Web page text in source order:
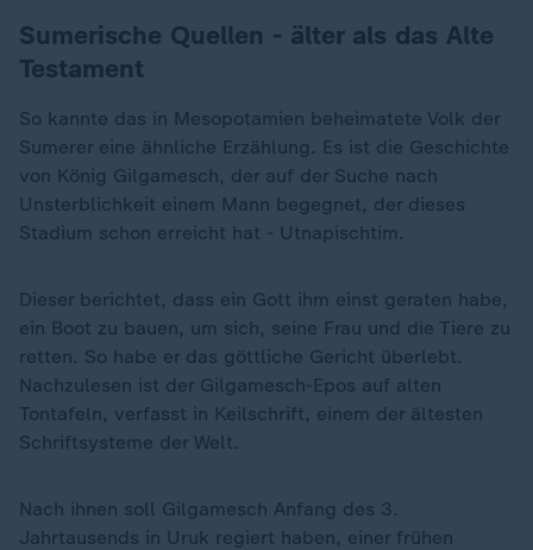
Sumerische Quellen - älter als das Alte
Testament
So kannte das in Mesopotamien beheimatete Volk der
Sumerer eine ähnliche Erzählung. Es ist die Geschichte
von König Gilgamesch, der auf der Suche nach
Unsterblichkeit einem Mann begegnet, der dieses
Stadium schon erreicht hat - Utnapischtim.
Dieser berichtet, dass ein Gott ihm einst geraten habe,
ein Boot zu bauen, um sich, seine Frau und die Tiere zu
retten. So habe er das göttliche Gericht überlebt.
Nachzulesen ist der Gilgamesch-Epos auf alten
Tontafeln, verfasst in Keilschrift, einem der ältesten
Schriftsysteme der Welt.
Nach ihnen soll Gilgamesch Anfang des 3.
Jahrtausends in Uruk regiert haben, einer frühen